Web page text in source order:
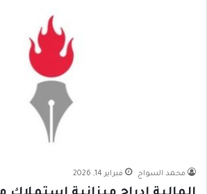
محمد السواح فبراير 14, 2026